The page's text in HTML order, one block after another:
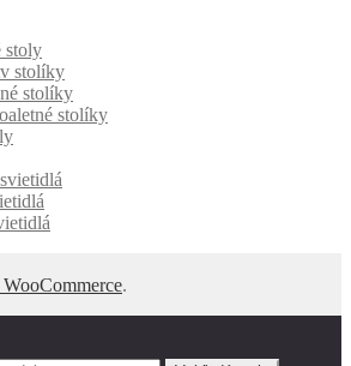
stoly
stolíky
stolíky
stolíky
.